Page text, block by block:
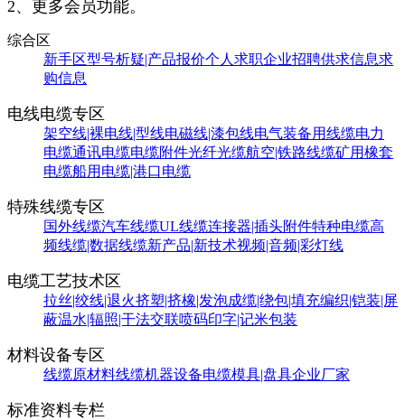
2、更多会员功能。
综合区
新手区型号析疑|产品报价个人求职企业招聘供求信息求
购信息
电线电缆专区
架空线|裸电线|型线电磁线|漆包线电气装备用线缆电力
电缆通讯电缆电缆附件光纤光缆航空|铁路线缆矿用橡套
电缆船用电缆|港口电缆
特殊线缆专区
国外线缆汽车线缆UL线缆连接器|插头附件特种电缆高
频线缆|数据线缆新产品|新技术视频|音频|彩灯线
电缆工艺技术区
拉丝|绞线|退火挤塑|挤橡|发泡成缆|绕包|填充编织|铠装|屏
蔽温水|辐照|干法交联喷码印字|记米包装
材料设备专区
线缆原材料线缆机器设备电缆模具|盘具企业厂家
标准资料专栏